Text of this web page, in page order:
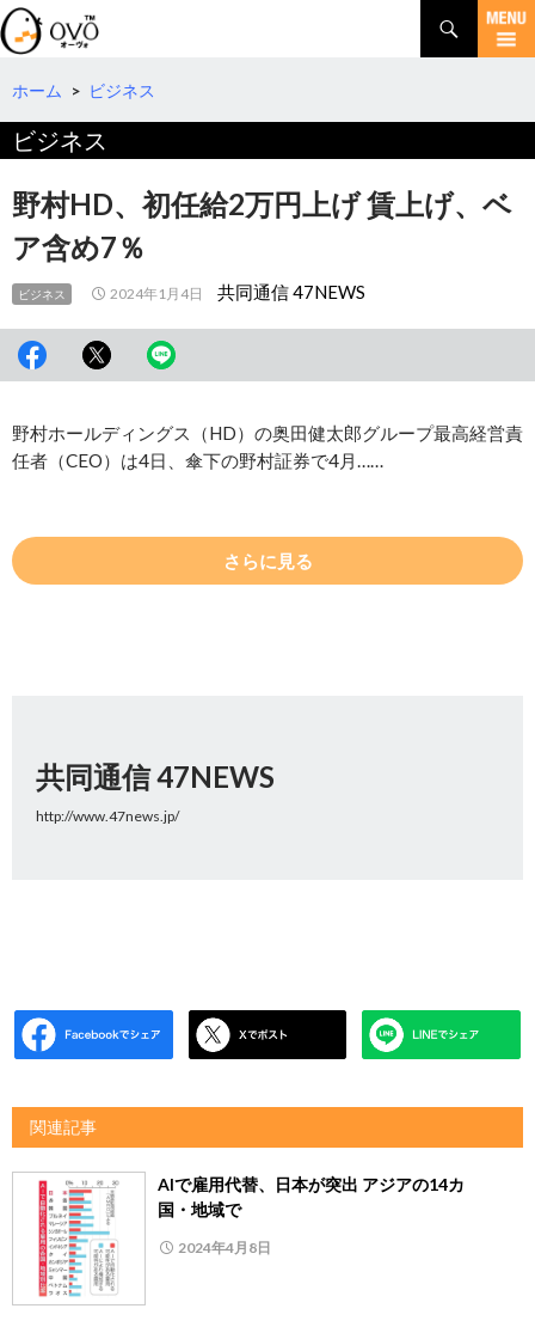
検
索
コ
テ
へ
移
動
ホーム > ビジネス
ビジネス
野村HD、初任給2万円上げ 賃上げ、ベ
ア含め7％
ビジネス 2024年1月4日 共同通信 47NEWS
野村ホールディングス（HD）の奥田健太郎グループ最高経営責
任者（CEO）は4日、傘下の野村証券で4月……
さらに見る
共同通信 47NEWS
http://www.47news.jp/
関連記事
AIで雇用代替、日本が突出 アジアの14カ
国・地域で
2024年4月8日